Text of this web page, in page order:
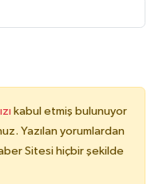
kabul etmiş bulunuyor
Yazılan yorumlardan
Sitesi hiçbir şekilde